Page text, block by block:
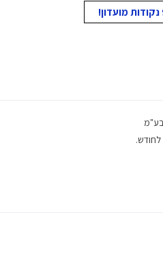
בע"מ
לחודש.